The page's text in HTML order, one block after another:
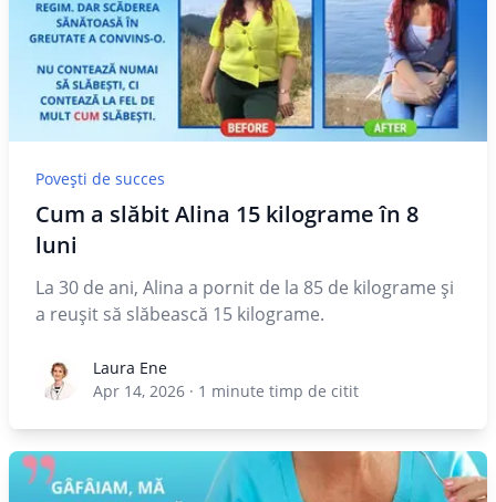
Povești de succes
Cum a slăbit Alina 15 kilograme în 8
luni
La 30 de ani, Alina a pornit de la 85 de kilograme și
a reușit să slăbească 15 kilograme.
Laura EneLaura Ene
Apr 14, 2026 · 1 minute timp de citit